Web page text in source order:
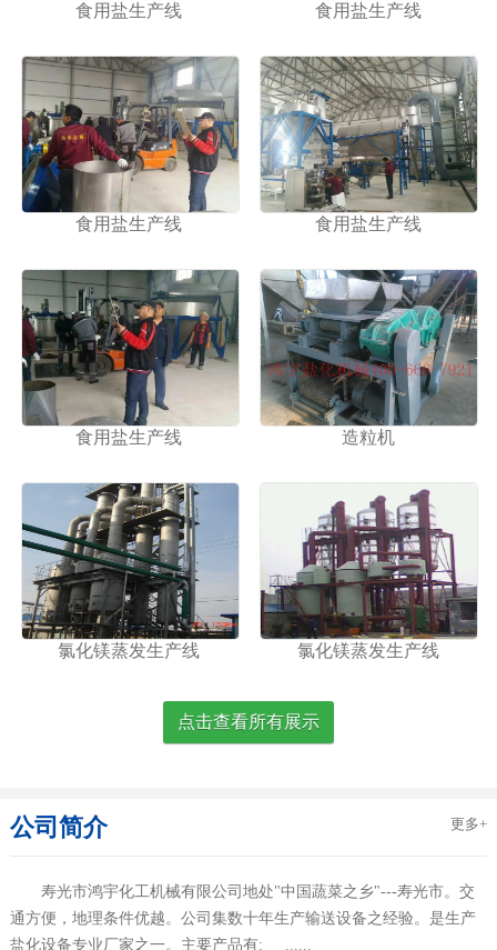
1 2
食用盐生产线 食用盐生产线
食用盐生产线 食用盐生产线
食用盐生产线 造粒机
氯化镁蒸发生产线 氯化镁蒸发生产线
点击查看所有展示
更多+
公司简介
寿光市鸿宇化工机械有限公司地处"中国蔬菜之乡"---寿光市。交
通方便，地理条件优越。公司集数十年生产输送设备之经验。是生产
盐化设备专业厂家之一。主要产品有: ......